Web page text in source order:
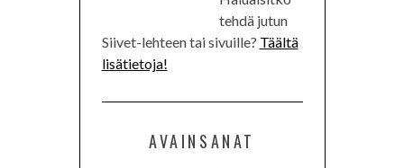
tehdä jutun
Siivet-lehteen tai sivuille? Täältä
lisätietoja!
AVAINSANAT